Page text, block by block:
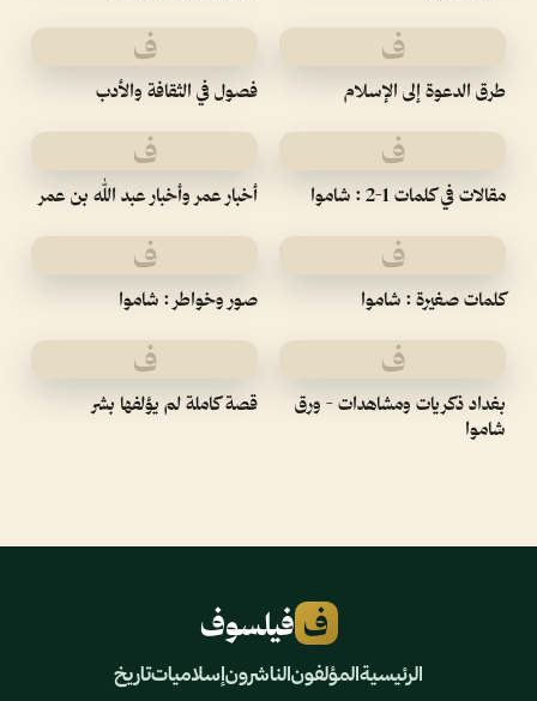
ف
طرق الدعوة إلى الإسلام
ف
فصول في الثقافة والأدب
ف
مقالات في كلمات 1-2 : شاموا
ف
أخبار عمر وأخبار عبد الله بن عمر
ف
كلمات صغيرة : شاموا
ف
صور وخواطر : شاموا
ف
بغداد ذكريات ومشاهدات - ورق
شاموا
ف
قصة كاملة لم يؤلفها بشر
ف فيلسوف
الرئيسيةالمؤلفونالناشرونإسلامياتتاريخ